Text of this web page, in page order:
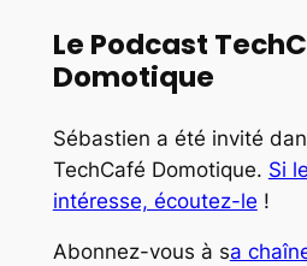
Le Podcast
Domotique
Sébastien a été invité
TechCafé Domotique. Si
intéresse, écoutez-le !
Abonnez-vous à sa